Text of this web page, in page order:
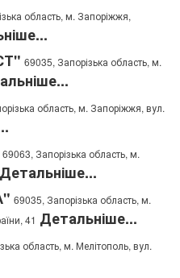
область, м. Запоріжжя,
69035, Запорізька область, м.
область, м. Запоріжжя, вул.
69063, Запорізька область, м.
Детальніше...
69035, Запорізька область, м.
41 Детальніше...
область, м. Мелітополь, вул.